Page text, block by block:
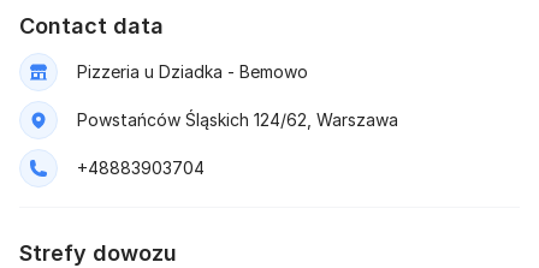
Contact data
Pizzeria u Dziadka - Bemowo
Powstańców Śląskich 124/62, Warszawa
+48883903704
Strefy dowozu